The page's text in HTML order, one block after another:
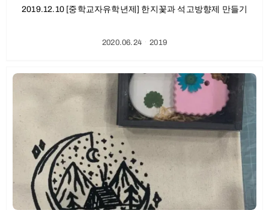
2019.12.10 [중학교자유학년제] 한지꽃과 석고방향제 만들기
2020.06.24ㆍ2019